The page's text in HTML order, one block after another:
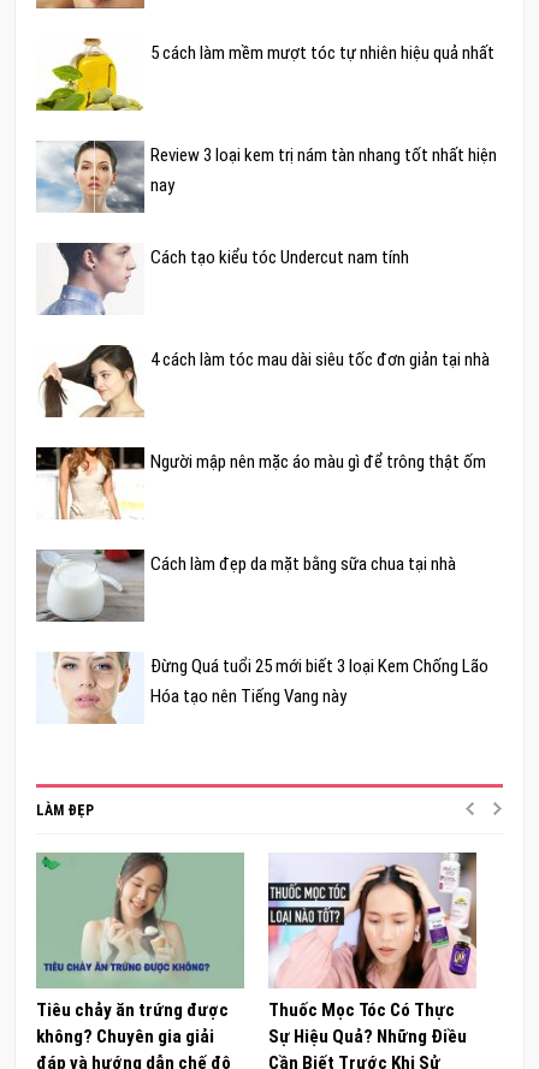
5 cách làm mềm mượt tóc tự nhiên hiệu quả nhất
Review 3 loại kem trị nám tàn nhang tốt nhất hiện
nay
Cách tạo kiểu tóc Undercut nam tính
4 cách làm tóc mau dài siêu tốc đơn giản tại nhà
Người mập nên mặc áo màu gì để trông thật ốm
Cách làm đẹp da mặt bằng sữa chua tại nhà
Đừng Quá tuổi 25 mới biết 3 loại Kem Chống Lão
Hóa tạo nên Tiếng Vang này
LÀM ĐẸP
Tiêu chảy ăn trứng được
không? Chuyên gia giải
đáp và hướng dẫn chế độ
Thuốc Mọc Tóc Có Thực
Sự Hiệu Quả? Những Điều
Cần Biết Trước Khi Sử